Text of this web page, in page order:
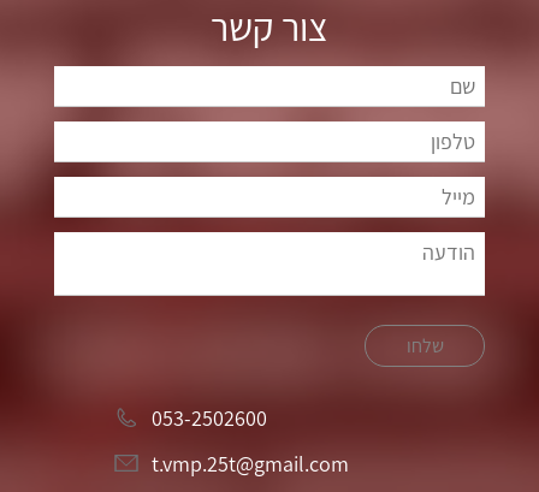
צור קשר
שלחו
053-2502600
t.vmp.25t@gmail.com